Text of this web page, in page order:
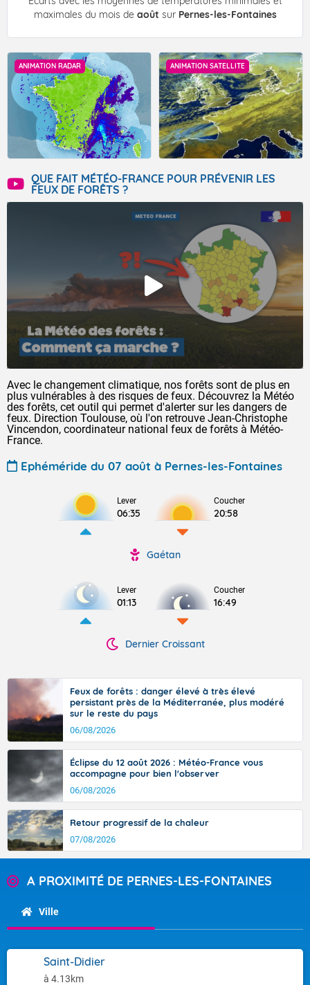
maximales du mois de août sur Pernes-les-Fontaines
ANIMATION RADAR ANIMATION SATELLITE
QUE FAIT MÉTÉO-FRANCE POUR PRÉVENIR LES
FEUX DE FORÊTS ?
Avec le changement climatique, nos forêts sont de plus en
plus vulnérables à des risques de feux. Découvrez la Météo
des forêts, cet outil qui permet d'alerter sur les dangers de
feux. Direction Toulouse, où l'on retrouve Jean-Christophe
Vincendon, coordinateur national feux de forêts à Météo-
France.
Ephéméride du 07 août à Pernes-les-Fontaines
Lever
06:35
Coucher
20:58
Gaétan
Lever
01:13
Coucher
16:49
Dernier Croissant
Feux de forêts : danger élevé à très élevé
persistant près de la Méditerranée, plus modéré
sur le reste du pays
06/08/2026
Éclipse du 12 août 2026 : Météo-France vous
accompagne pour bien l'observer
06/08/2026
Retour progressif de la chaleur
07/08/2026
A PROXIMITÉ DE PERNES-LES-FONTAINES
Ville
Saint-Didier
à 4.13km